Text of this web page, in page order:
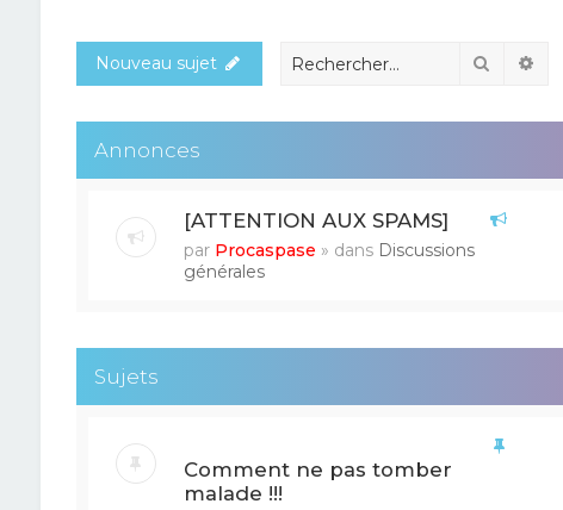
Nouveau sujet
Annonces
[ATTENTION AUX SPAMS]
par Procaspase » dans Discussions
générales
Sujets
Comment ne pas tomber
malade !!!